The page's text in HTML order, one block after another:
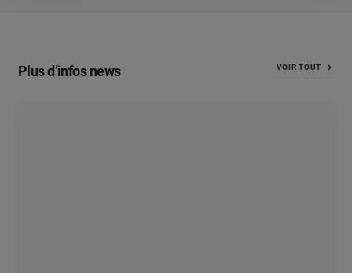
Plus d’infos news VOIR TOUT